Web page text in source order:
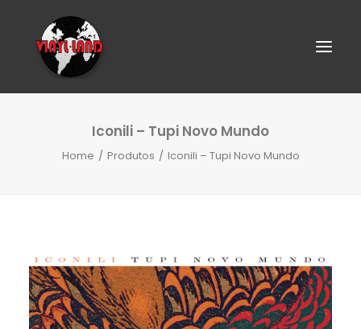
SEARCH
Iconili – Tupi Novo Mundo
Home Produtos Iconili – Tupi Novo Mundo